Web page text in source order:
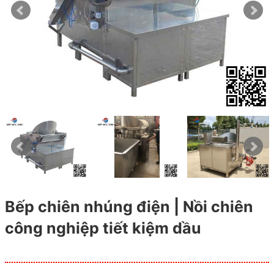
Bếp chiên nhúng điện | Nồi chiên
công nghiệp tiết kiệm dầu